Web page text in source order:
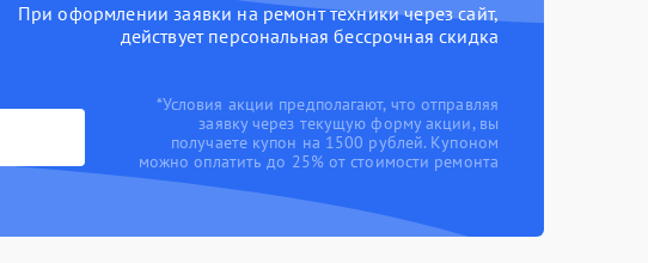
При оформлении заявки на ремонт техники через сайт,
действует персональная бессрочная скидка
*Условия акции предполагают, что отправляя
заявку через текущую форму акции, вы
получаете купон на 1500 рублей. Купоном
можно оплатить до 25% от стоимости ремонта